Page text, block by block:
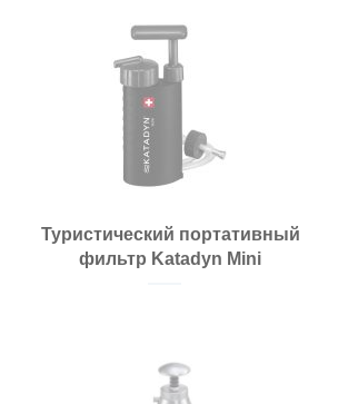
Туристический портативный
фильтр Katadyn Mini